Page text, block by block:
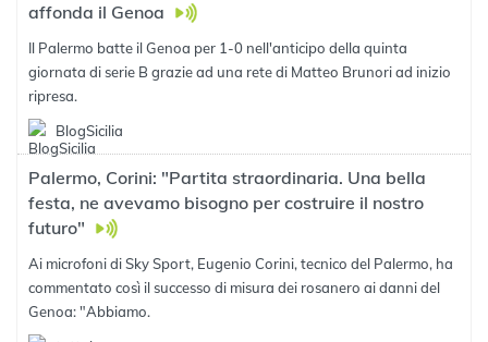
affonda il Genoa
Il Palermo batte il Genoa per 1-0 nell'anticipo della quinta
giornata di serie B grazie ad una rete di Matteo Brunori ad inizio
ripresa.
BlogSicilia
Palermo, Corini: "Partita straordinaria. Una bella
festa, ne avevamo bisogno per costruire il nostro
futuro"
Ai microfoni di Sky Sport, Eugenio Corini, tecnico del Palermo, ha
commentato così il successo di misura dei rosanero ai danni del
Genoa: "Abbiamo.